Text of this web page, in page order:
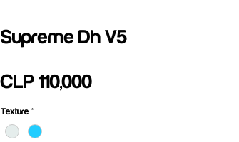
Supreme Dh V5
CLP 110,000Price
Texture *